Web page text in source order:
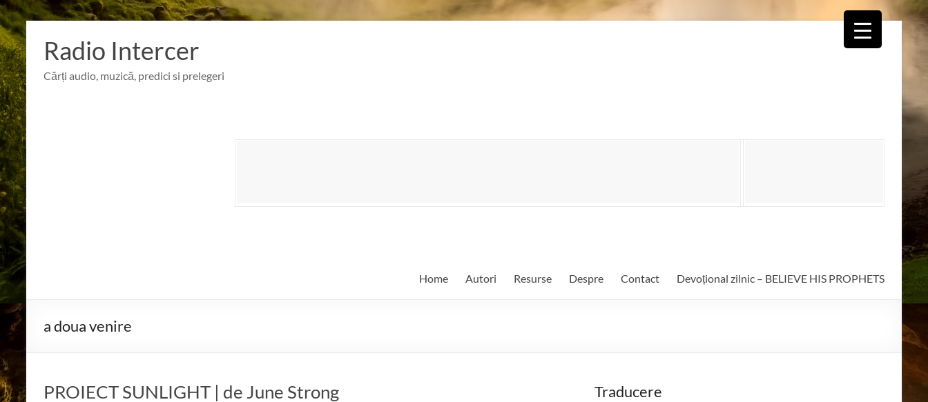
Skip
content
Radio Intercer
Cărți audio, muzică, predici si prelegeri
Home Autori Resurse Despre Contact Devoțional zilnic – BELIEVE HIS PROPHETS
a doua venire
PROIECT SUNLIGHT | de June Strong Traducere